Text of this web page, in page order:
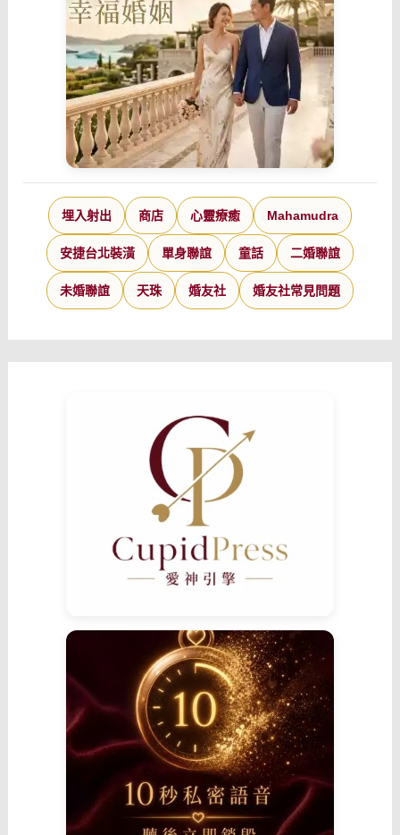
埋入射出 商店 心靈療癒 Mahamudra
安捷台北裝潢 單身聯誼 童話 二婚聯誼
未婚聯誼 天珠 婚友社 婚友社常見問題